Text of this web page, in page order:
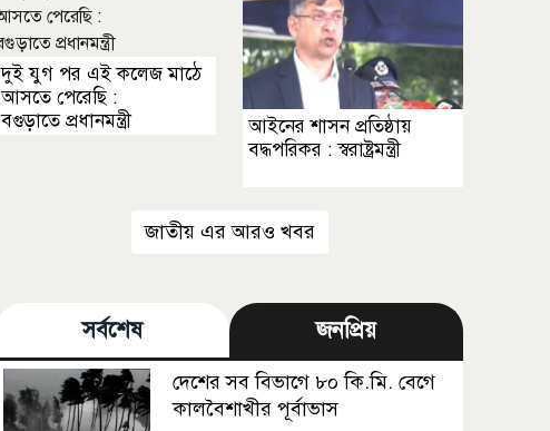
দুই যুগ পর এই কলেজ মাঠে
আসতে পেরেছি :
বগুড়াতে প্রধানমন্ত্রী
আইনের শাসন প্রতিষ্ঠায়
বদ্ধপরিকর : স্বরাষ্ট্রমন্ত্রী
জাতীয় এর আরও খবর
সর্বশেষ জনপ্রিয়
দেশের সব বিভাগে ৮০ কি.মি. বেগে
কালবৈশাখীর পূর্বাভাস